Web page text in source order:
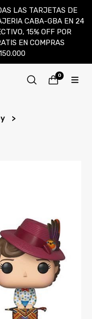
LAS TARJETAS DE
CABA-GBA EN 24
15% OFF POR
EN COMPRAS
0